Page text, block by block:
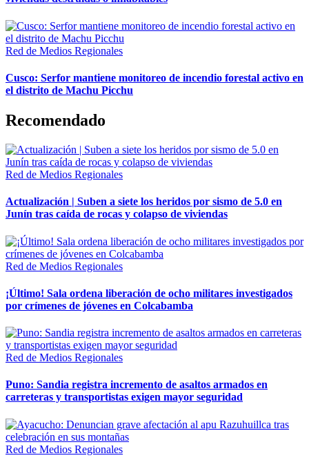
Red de Medios Regionales
Cusco: Serfor mantiene monitoreo de incendio forestal activo en
el distrito de Machu Picchu
Recomendado
Red de Medios Regionales
Actualización | Suben a siete los heridos por sismo de 5.0 en
Junín tras caída de rocas y colapso de viviendas
Red de Medios Regionales
¡Último! Sala ordena liberación de ocho militares investigados
por crímenes de jóvenes en Colcabamba
Red de Medios Regionales
Puno: Sandia registra incremento de asaltos armados en
carreteras y transportistas exigen mayor seguridad
Red de Medios Regionales